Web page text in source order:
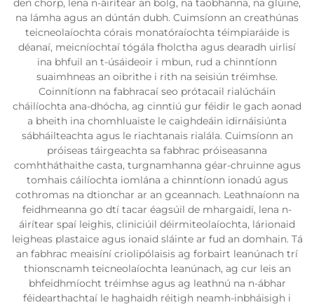
den chorp, lena n-áirítear an bolg, na taobhanna, na glúine,
na lámha agus an dúntán dubh. Cuimsíonn an creathúnas
teicneolaíochta córais monatóraíochta téimpiaráide is
déanaí, meicníochtaí tógála fholctha agus dearadh uirlisí
ina bhfuil an t-úsáideoir i mbun, rud a chinntíonn
suaimhneas an oibrithe i rith na seisiún tréimhse.
Coinnítíonn na fabhracaí seo prótacail rialúcháin
cháilíochta ana-dhócha, ag cinntiú gur féidir le gach aonad
a bheith ina chomhluaiste le caighdeáin idirnáisiúnta
sábháilteachta agus le riachtanais rialála. Cuimsíonn an
próiseas táirgeachta sa fabhrac próiseasanna
comhtháthaithe casta, turgnamhanna géar-chruinne agus
tomhais cáilíochta iomlána a chinntíonn ionadú agus
cothromas na dtionchar ar an gceannach. Leathnaíonn na
feidhmeanna go dtí tacar éagsúil de mhargaidí, lena n-
áirítear spaí leighis, cliniciúil déirmiteolaíochta, lárionaid
leigheas plastaice agus ionaid sláinte ar fud an domhain. Tá
an fabhrac meaisíní criolipólaisis ag forbairt leanúnach trí
thionscnamh teicneolaíochta leanúnach, ag cur leis an
bhfeidhmíocht tréimhse agus ag leathnú na n-ábhar
féidearthachtaí le haghaidh réitigh neamh-inbháisigh i